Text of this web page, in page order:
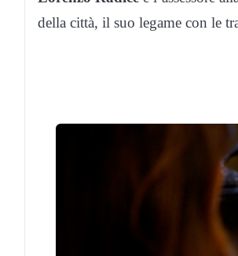
della città, il suo legame con le